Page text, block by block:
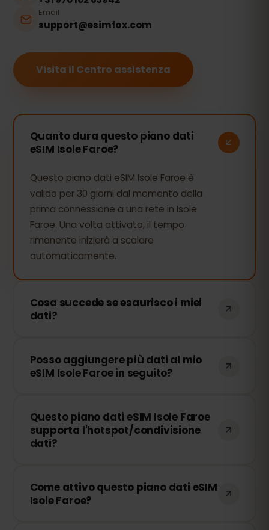
Email
support@esimfox.com
Visita il Centro assistenza
Quanto dura questo piano dati
eSIM Isole Faroe?
Questo piano dati eSIM Isole Faroe è
valido per 30 giorni dal momento della
prima connessione a una rete in Isole
Faroe. Una volta attivato, il tempo
rimanente inizierà a scalare
automaticamente.
Cosa succede se esaurisco i miei
dati?
connessione verrà interrotta. Puoi
ricaricare facilmente la tua eSIM dal
Posso aggiungere più dati al mio
eSIM Isole Faroe in seguito?
qualsiasi momento senza dover
reinstallare la tua eSIM. Accedi al tuo
account e seleziona il quantitativo di dati
Questo piano dati eSIM Isole Faroe
supporta l'hotspot/condivisione
dati?
dati tramite hotspot con altri dispositivi.
Tuttavia, velocità e disponibilità
Come attivo questo piano dati eSIM
Isole Faroe?